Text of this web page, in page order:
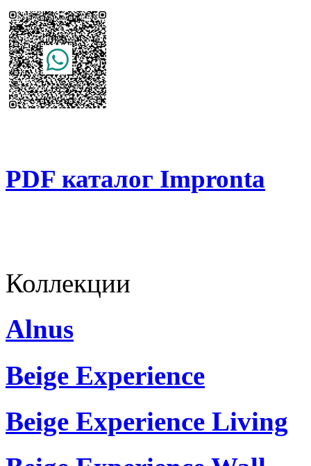
PDF каталог Impronta
Коллекции
Alnus
Beige Experience
Beige Experience Living